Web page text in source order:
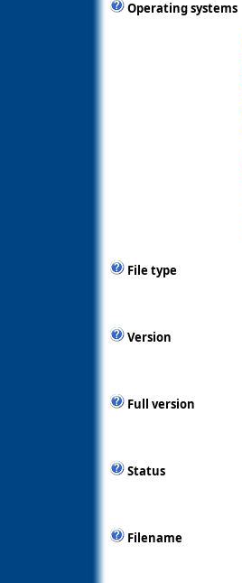
Operating systems
File type
Version
Full version
Status
Filename